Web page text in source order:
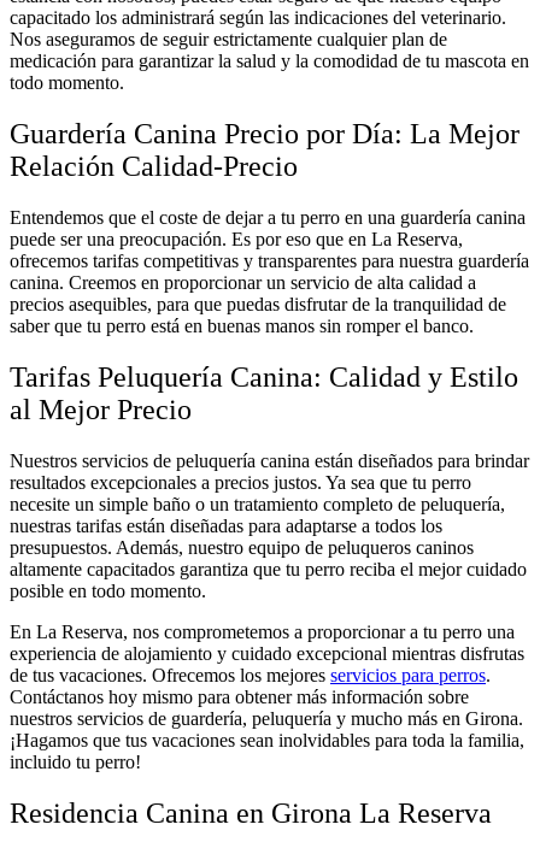
capacitado los administrará según las indicaciones del veterinario.
Nos aseguramos de seguir estrictamente cualquier plan de
medicación para garantizar la salud y la comodidad de tu mascota en
todo momento.
Guardería Canina Precio por Día: La Mejor
Relación Calidad-Precio
Entendemos que el coste de dejar a tu perro en una guardería canina
puede ser una preocupación. Es por eso que en La Reserva,
ofrecemos tarifas competitivas y transparentes para nuestra guardería
canina. Creemos en proporcionar un servicio de alta calidad a
precios asequibles, para que puedas disfrutar de la tranquilidad de
saber que tu perro está en buenas manos sin romper el banco.
Tarifas Peluquería Canina: Calidad y Estilo
al Mejor Precio
Nuestros servicios de peluquería canina están diseñados para brindar
resultados excepcionales a precios justos. Ya sea que tu perro
necesite un simple baño o un tratamiento completo de peluquería,
nuestras tarifas están diseñadas para adaptarse a todos los
presupuestos. Además, nuestro equipo de peluqueros caninos
altamente capacitados garantiza que tu perro reciba el mejor cuidado
posible en todo momento.
En La Reserva, nos comprometemos a proporcionar a tu perro una
experiencia de alojamiento y cuidado excepcional mientras disfrutas
de tus vacaciones. Ofrecemos los mejores servicios para perros.
Contáctanos hoy mismo para obtener más información sobre
nuestros servicios de guardería, peluquería y mucho más en Girona.
¡Hagamos que tus vacaciones sean inolvidables para toda la familia,
incluido tu perro!
Residencia Canina en Girona La Reserva